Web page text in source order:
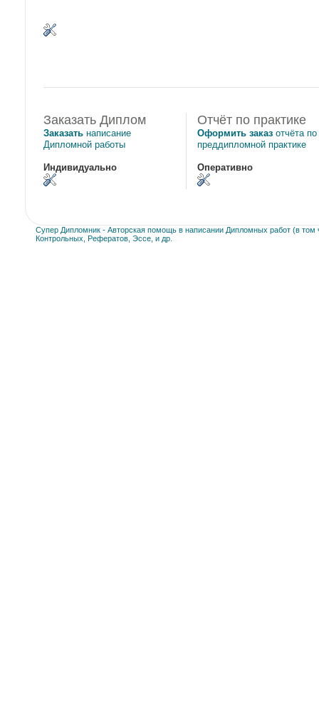
Заказать Диплом
Заказать написание
Дипломной работы
Индивидуально
Отчёт по практике
Оформить заказ отчёта по
преддипломной практике
Оперативно
Супер Дипломник - Авторская помощь в написании Дипломных работ (в том
Контрольных, Рефератов, Эссе, и др.